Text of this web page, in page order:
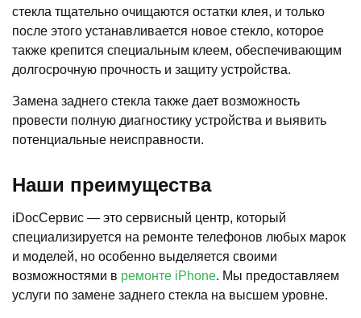
стекла тщательно очищаются остатки клея, и только
после этого устанавливается новое стекло, которое
также крепится специальным клеем, обеспечивающим
долгосрочную прочность и защиту устройства.
Замена заднего стекла также дает возможность
провести полную диагностику устройства и выявить
потенциальные неисправности.
Наши преимущества
iDocСервис — это сервисный центр, который
специализируется на ремонте телефонов любых марок
и моделей, но особенно выделяется своими
возможностями в ремонте iPhone. Мы предоставляем
услуги по замене заднего стекла на высшем уровне.